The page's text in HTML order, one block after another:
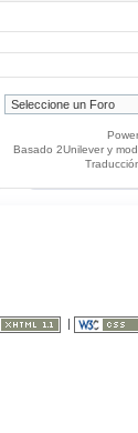
Basado 2Unilever y